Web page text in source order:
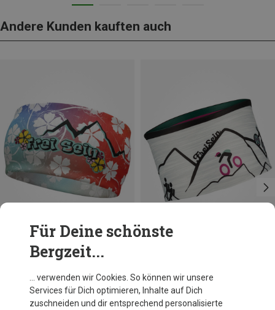
Andere Kunden kauften auch
WhiteFlower Stirnband
ONE SIZE
Für Deine schönste
Bergzeit...
… verwenden wir Cookies. So können wir unsere
Services für Dich optimieren, Inhalte auf Dich
zuschneiden und dir entsprechend personalisierte